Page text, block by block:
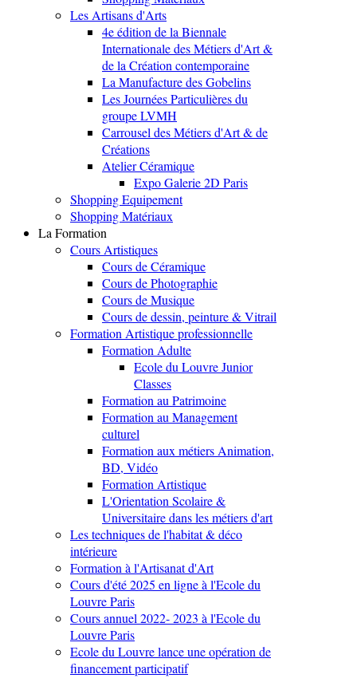
Les Artisans d'Arts
4e édition de la Biennale
Internationale des Métiers d'Art &
de la Création contemporaine
La Manufacture des Gobelins
Les Journées Particulières du
groupe LVMH
Carrousel des Métiers d'Art & de
Créations
Atelier Céramique
Expo Galerie 2D Paris
Shopping Equipement
Shopping Matériaux
La Formation
Cours Artistiques
Cours de Céramique
Cours de Photographie
Cours de Musique
Cours de dessin, peinture & Vitrail
Formation Artistique professionnelle
Formation Adulte
Ecole du Louvre Junior
Classes
Formation au Patrimoine
Formation au Management
culturel
Formation aux métiers Animation,
BD, Vidéo
Formation Artistique
L'Orientation Scolaire &
Universitaire dans les métiers d'art
Les techniques de l'habitat & déco
intérieure
Formation à l'Artisanat d'Art
Cours d'été 2025 en ligne à l'Ecole du
Louvre Paris
Cours annuel 2022- 2023 à l'Ecole du
Louvre Paris
Ecole du Louvre lance une opération de
financement participatif